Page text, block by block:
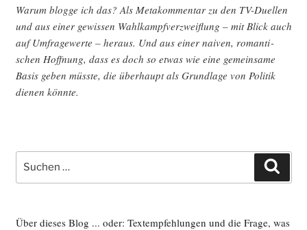
War­um blog­ge ich das? Als Meta­kom­men­tar zu den TV-Duel­len
und aus einer gewis­sen Wahl­kampf­ver­zweif­lung – mit Blick auch
auf Umfra­ge­wer­te – her­aus. Und aus einer nai­ven, roman­ti­
schen Hoff­nung, dass es doch so etwas wie eine gemein­sa­me
Basis geben müss­te, die über­haupt als Grund­la­ge von Poli­tik
die­nen könnte.
Suche
nach:
Über dieses Blog ... oder: Textempfehlungen und die Frage, was